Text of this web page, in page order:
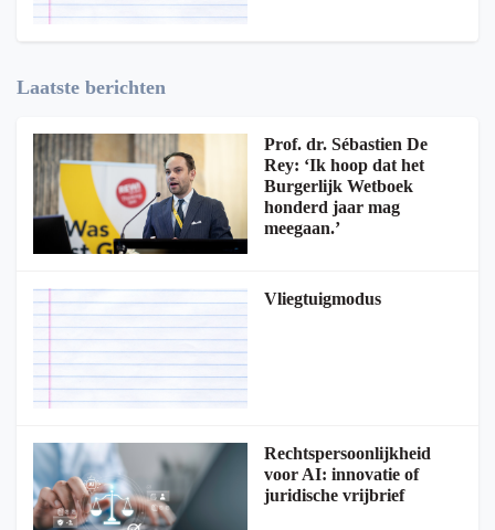
Laatste berichten
Prof. dr. Sébastien De
Rey: ‘Ik hoop dat het
Burgerlijk Wetboek
honderd jaar mag
meegaan.’
Vliegtuigmodus
Rechtspersoonlijkheid
voor AI: innovatie of
juridische vrijbrief